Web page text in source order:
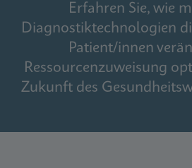
Erfahren Sie, wie
Diagnostiktechnologien
Patient/innen
Ressourcenzuweisung
Zukunft des